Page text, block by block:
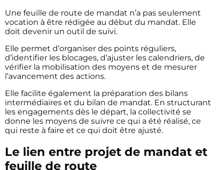
Une feuille de route de mandat n’a pas seulement
vocation à être rédigée au début du mandat. Elle
doit devenir un outil de suivi.
Elle permet d’organiser des points réguliers,
d’identifier les blocages, d’ajuster les calendriers, de
vérifier la mobilisation des moyens et de mesurer
l’avancement des actions.
Elle facilite également la préparation des bilans
intermédiaires et du bilan de mandat. En structurant
les engagements dès le départ, la collectivité se
donne les moyens de suivre ce qui a été réalisé, ce
qui reste à faire et ce qui doit être ajusté.
Le lien entre projet de mandat et
feuille de route